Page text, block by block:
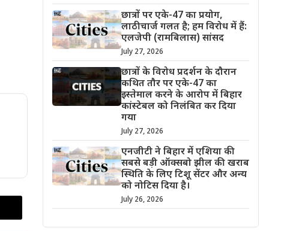
छात्रों पर एके-47 का प्रयोग,
लाठीचार्ज गलत है; हम विरोध में हैं:
एलजेपी (रामबिलास) सांसद
July 27, 2026
छात्रों के विरोध प्रदर्शन के दौरान
कथित तौर पर एके-47 का
इस्तेमाल करने के आरोप में बिहार
कांस्टेबल को निलंबित कर दिया
गया
July 27, 2026
एनजीटी ने बिहार में एशिया की
सबसे बड़ी ऑक्सबो झील की खराब
स्थिति के लिए टिशू सेंटर और अन्य
को नोटिस दिया है।
July 26, 2026